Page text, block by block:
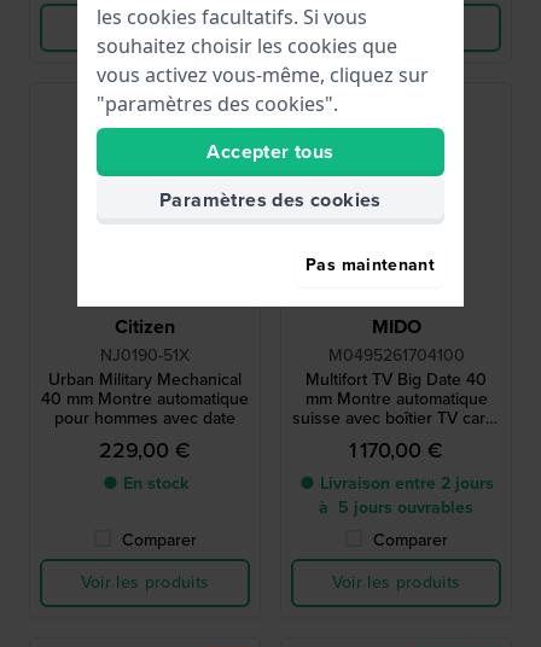
Voir les produits Voir les produits
Citizen
NJ0190-51X
Urban Military Mechanical
40 mm Montre automatique
pour hommes avec date
229,00 €
● En stock
Comparer
Voir les produits
MIDO
M0495261704100
Multifort TV Big Date 40
mm Montre automatique
suisse avec boîtier TV carré
et grande date
1 170,00 €
● Livraison entre 2 jours
à 5 jours ouvrables
Comparer
Voir les produits
les cookies facultatifs. Si vous
souhaitez choisir les cookies que
vous activez vous-même, cliquez sur
"paramètres des cookies".
Accepter tous
Paramètres des cookies
Pas maintenant